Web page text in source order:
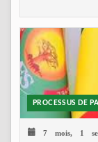
PROCESSUS DE
7 mois, 1